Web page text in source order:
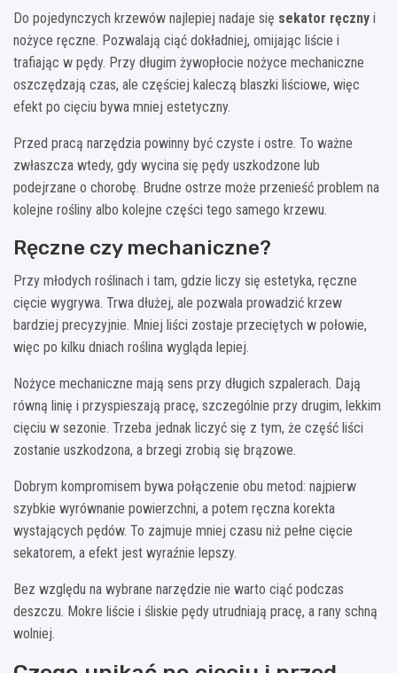
Do pojedynczych krzewów najlepiej nadaje się sekator ręczny i
nożyce ręczne. Pozwalają ciąć dokładniej, omijając liście i
trafiając w pędy. Przy długim żywopłocie nożyce mechaniczne
oszczędzają czas, ale częściej kaleczą blaszki liściowe, więc
efekt po cięciu bywa mniej estetyczny.
Przed pracą narzędzia powinny być czyste i ostre. To ważne
zwłaszcza wtedy, gdy wycina się pędy uszkodzone lub
podejrzane o chorobę. Brudne ostrze może przenieść problem na
kolejne rośliny albo kolejne części tego samego krzewu.
Ręczne czy mechaniczne?
Przy młodych roślinach i tam, gdzie liczy się estetyka, ręczne
cięcie wygrywa. Trwa dłużej, ale pozwala prowadzić krzew
bardziej precyzyjnie. Mniej liści zostaje przeciętych w połowie,
więc po kilku dniach roślina wygląda lepiej.
Nożyce mechaniczne mają sens przy długich szpalerach. Dają
równą linię i przyspieszają pracę, szczególnie przy drugim, lekkim
cięciu w sezonie. Trzeba jednak liczyć się z tym, że część liści
zostanie uszkodzona, a brzegi zrobią się brązowe.
Dobrym kompromisem bywa połączenie obu metod: najpierw
szybkie wyrównanie powierzchni, a potem ręczna korekta
wystających pędów. To zajmuje mniej czasu niż pełne cięcie
sekatorem, a efekt jest wyraźnie lepszy.
Bez względu na wybrane narzędzie nie warto ciąć podczas
deszczu. Mokre liście i śliskie pędy utrudniają pracę, a rany schną
wolniej.